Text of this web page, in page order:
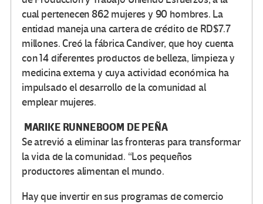
cual pertenecen 862 mujeres y 90 hombres. La
entidad maneja una cartera de crédito de RD$7.7
millones. Creó la fábrica Candiver, que hoy cuenta
con 14 diferentes productos de belleza, limpieza y
medicina externa y cuya actividad económica ha
impulsado el desarrollo de la comunidad al
emplear mujeres.
MARIKE RUNNEBOOM DE PEÑA
Se atrevió a eliminar las fronteras para transformar
la vida de la comunidad. “Los pequeños
productores alimentan el mundo.
Hay que invertir en sus programas de comercio